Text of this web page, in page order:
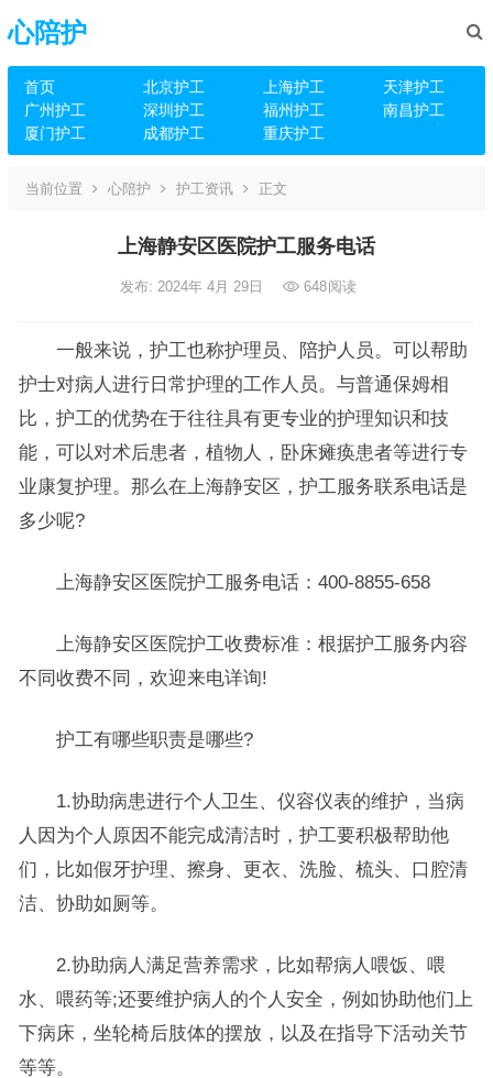
心陪护
首页 北京护工 上海护工
天津护工
广州护工
深圳护工 福州护工
南昌护工
厦门护工
成都护工 重庆护工
当前位置 心陪护 护工资讯 正文
上海静安区医院护工服务电话
发布: 2024年 4月 29日 648阅读
一般来说，护工也称护理员、陪护人员。可以帮助
护士对病人进行日常护理的工作人员。与普通保姆相
比，护工的优势在于往往具有更专业的护理知识和技
能，可以对术后患者，植物人，卧床瘫痪患者等进行专
业康复护理。那么在上海静安区，护工服务联系电话是
多少呢?
上海静安区医院护工服务电话：400-8855-658
上海静安区医院护工收费标准：根据护工服务内容
不同收费不同，欢迎来电详询!
护工有哪些职责是哪些?
1.协助病患进行个人卫生、仪容仪表的维护，当病
人因为个人原因不能完成清洁时，护工要积极帮助他
们，比如假牙护理、擦身、更衣、洗脸、梳头、口腔清
洁、协助如厕等。
2.协助病人满足营养需求，比如帮病人喂饭、喂
水、喂药等;还要维护病人的个人安全，例如协助他们上
下病床，坐轮椅后肢体的摆放，以及在指导下活动关节
等等。